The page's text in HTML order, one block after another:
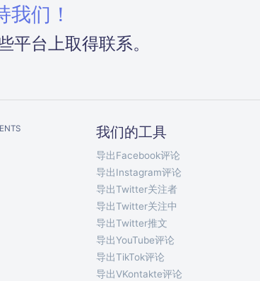
我们！
平台上取得联系。
我们的工具
导出Facebook评论
导出Instagram评论
导出Twitter关注者
导出Twitter关注中
导出Twitter推文
导出YouTube评论
导出TikTok评论
导出VKontakte评论